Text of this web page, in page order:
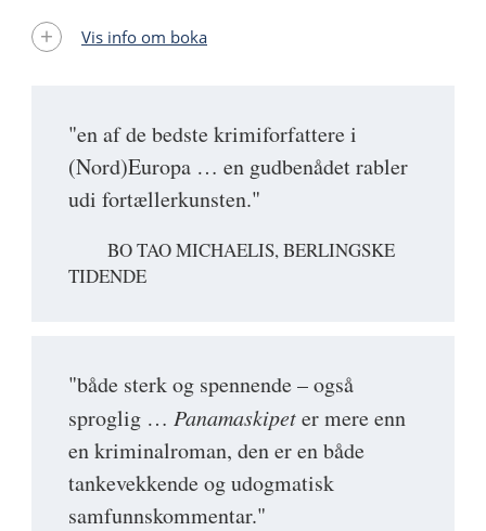
"en af de bedste krimiforfattere i
(Nord)Europa … en gudbenådet rabler
udi fortællerkunsten."
BO TAO MICHAELIS, BERLINGSKE
TIDENDE
"både sterk og spennende – også
sproglig … Panamaskipeter mere enn
en kriminalroman, den er en både
tankevekkende og udogmatisk
samfunnskommentar."
Vis info om boka